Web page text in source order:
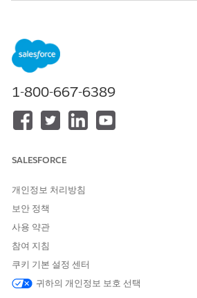
권한 집합 라이센스
사용자 권한
하드웨어 요청을 제출하거나 새로 고치거나
또는 승인 업데이트를 모니터링합니다.
내 티켓을 선택합니다.
노트
제출됨: 시스템에서 요청을 수신
다.
승인됨: 관리자 또는 관리자가 요
1-800-667-6389
SALESFORCE
개인정보 처리방침
보안 정책
사용 약관
참여 지침
쿠키 기본 설정 센터
귀하의 개인정보 보호 선택